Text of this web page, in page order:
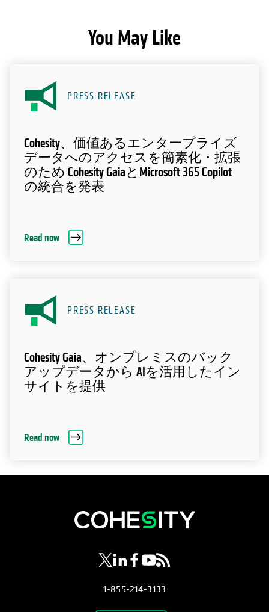
You May Like
PRESS RELEASE
Cohesity、価値あるエンタープライズ
データへのアクセスを簡素化・拡張
のため Cohesity GaiaとMicrosoft 365 Copilot
の統合を発表
Read now
PRESS RELEASE
Cohesity Gaia、オンプレミスのバック
アップデータから AIを活用したイン
サイトを提供
Read now
新しいタブで開く
新しいタブで開く
新しいタブで開く
新しいタブで開く
新しいタブで開く
1-855-214-3133